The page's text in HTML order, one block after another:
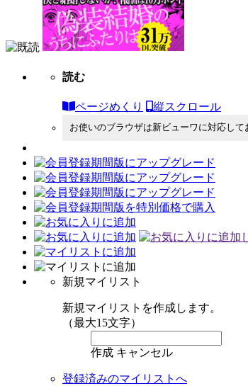
読む
ページめくり 縦スクロール
お使いのブラウザは新ビューワに対応して
新規マイリスト
新規マイリストを作成します。
（最大15文字）
作成 キャンセル
登録済みのマイリストへ